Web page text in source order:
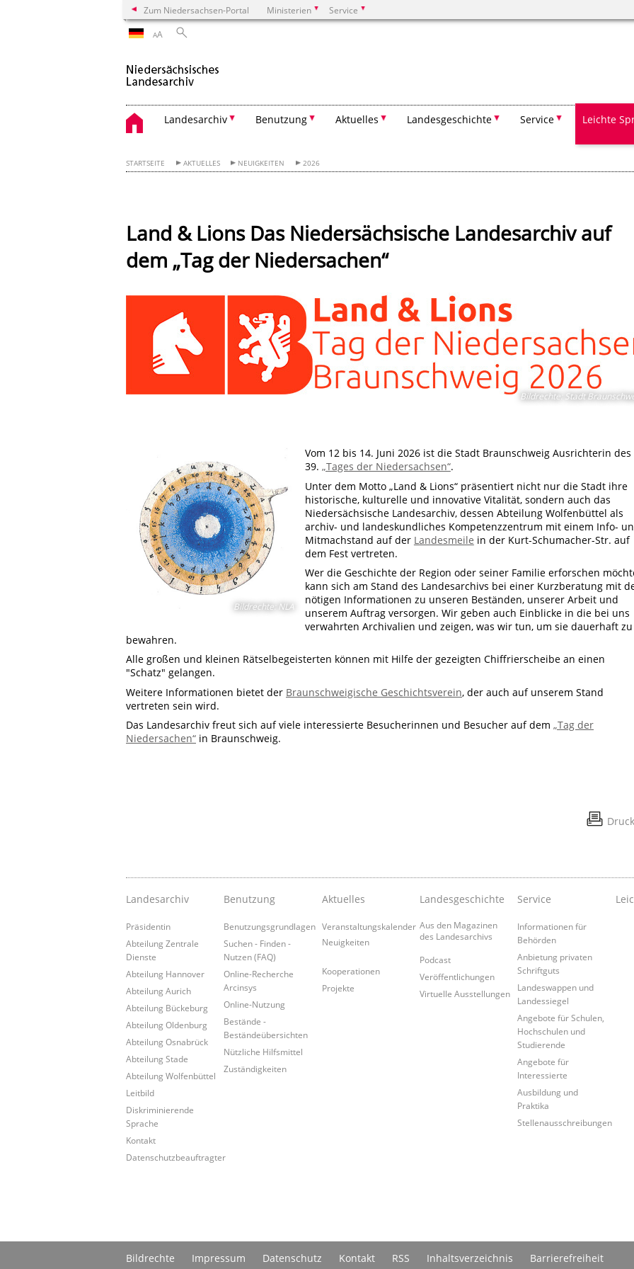
Zum Niedersachsen-Portal Ministerien Service
AA
Landesarchiv Benutzung Aktuelles Landesgeschichte Service Leichte
STARTSEITE AKTUELLES NEUIGKEITEN 2026
Land & Lions Das Niedersächsische Landesarchiv auf
dem „Tag der Niedersachen“
Bildrechte: Stadt
Bildrechte: NLA
Vom 12 bis 14. Juni 2026 ist die Stadt Braunschweig Ausrichterin des
39. „Tages der Niedersachsen“.
Unter dem Motto „Land & Lions“ präsentiert nicht nur die Stadt ihre
historische, kulturelle und innovative Vitalität, sondern auch das
Niedersächsische Landesarchiv, dessen Abteilung Wolfenbüttel als
archiv- und landeskundliches Kompetenzzentrum mit einem Info-
Mitmachstand auf der Landesmeile in der Kurt-Schumacher-Str. auf
dem Fest vertreten.
Wer die Geschichte der Region oder seiner Familie erforschen
kann sich am Stand des Landesarchivs bei einer Kurzberatung mit
nötigen Informationen zu unseren Beständen, unserer Arbeit und
unserem Auftrag versorgen. Wir geben auch Einblicke in die bei uns
verwahrten Archivalien und zeigen, was wir tun, um sie dauerhaft zu
bewahren.
Alle großen und kleinen Rätselbegeisterten können mit Hilfe der gezeigten Chiffrierscheibe an einen
"Schatz" gelangen.
Weitere Informationen bietet der Braunschweigische Geschichtsverein, der auch auf unserem Stand
vertreten sein wird.
Das Landesarchiv freut sich auf viele interessierte Besucherinnen und Besucher auf dem „Tag der
Niedersachen“ in Braunschweig.
Landesarchiv
Präsidentin
Abteilung Zentrale
Dienste
Abteilung Hannover
Abteilung Aurich
Abteilung Bückeburg
Abteilung Oldenburg
Abteilung Osnabrück
Abteilung Stade
Abteilung Wolfenbüttel
Leitbild
Diskriminierende
Sprache
Kontakt
Datenschutzbeauftragter
Benutzung
Benutzungsgrundlagen
Suchen - Finden -
Nutzen (FAQ)
Online-Recherche
Arcinsys
Online-Nutzung
Bestände -
Beständeübersichten
Nützliche Hilfsmittel
Zuständigkeiten
Aktuelles
Veranstaltungskalender
Neuigkeiten
Kooperationen
Projekte
Landesgeschichte
Aus den Magazinen
des Landesarchivs
Podcast
Veröffentlichungen
Virtuelle Ausstellungen
Service
Informationen für
Behörden
Anbietung privaten
Schriftguts
Landeswappen und
Landessiegel
Angebote für Schulen,
Hochschulen und
Studierende
Angebote für
Interessierte
Ausbildung und
Praktika
Stellenausschreibungen
Bildrechte Impressum Datenschutz Kontakt RSS Inhaltsverzeichnis Barrierefreiheit